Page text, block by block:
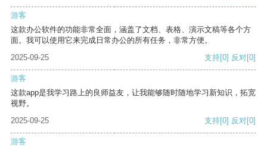
游客
这款办公软件的功能非常全面，涵盖了文档、表格、演示文稿等各个方
面。我可以使用它来完成日常办公的所有任务，非常方便。
2025-09-25
支持[0] 反对[0]
游客
这款app是我学习路上的良师益友，让我能够随时随地学习新知识，拓宽
视野。
2025-09-25
支持[0] 反对[0]
游客